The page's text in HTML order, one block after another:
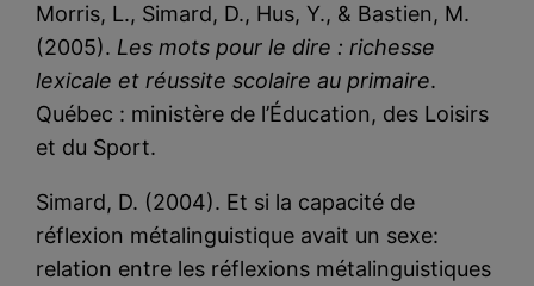
Morris, L., Simard, D., Hus, Y., & Bastien, M.
(2005). Les mots pour le dire : richesse
lexicale et réussite scolaire au primaire.
Québec : ministère de l’Éducation, des Loisirs
et du Sport.
Simard, D. (2004). Et si la capacité de
réflexion métalinguistique avait un sexe:
relation entre les réflexions métalinguistiques